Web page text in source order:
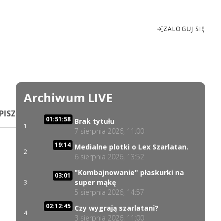
ZALOGUJ SIĘ
Enter
fullscreenArchiwum LIVE
1
01:51:58 Brak tytułu
7 sierpnia 2026, 11:00
2
19:14 Medialne plotki o Lex Szarlatan.
6 sierpnia 2026, 13:52
3
03:01
"Kombajnowanie" płaskurki na
super mąkę
5 sierpnia 2026, 14:57
4
02:12:45 Czy wygrają szarlatani?
3 sierpnia 2026, 11:00